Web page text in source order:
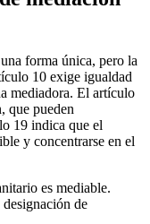
forma única, pero la
10 exige igualdad
mediadora. El artículo
que pueden
19 indica que el
y concentrarse en el
es mediable.
de